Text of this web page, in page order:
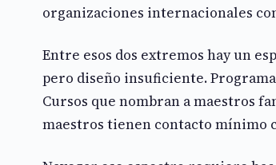
organizaciones internacionales
Entre esos dos extremos hay un
pero diseño insuficiente.
Cursos que nombran a maestros
maestros tienen contacto mínimo